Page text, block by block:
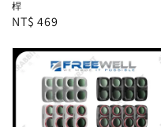
桿
Regular
NT$ 469